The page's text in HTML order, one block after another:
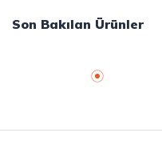
Son Bakılan Ürünler